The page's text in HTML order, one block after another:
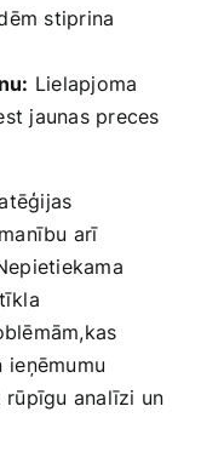
stiprina
Lielapjoma
jaunas preces
arī
‌rūpīgu analīzi un